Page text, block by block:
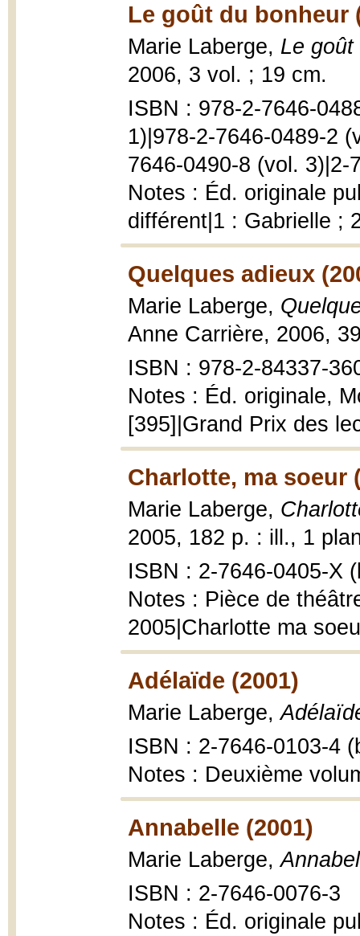
Le goût du bonheur
Marie Laberge, Le goût
2006, 3 vol. ; 19 cm.
ISBN : 978-2-7646-
1)|978-2-7646-0489-2
7646-0490-8 (vol. 3)|2-
Notes : Éd. originale
différent|1 : Gabrielle ;
Quelques adieux
Marie Laberge,
Anne Carrière, 2006,
ISBN : 978-2-84337-
Notes : Éd. originale,
[395]|Grand Prix des
Charlotte, ma soeur
Marie Laberge,
2005, 182 p. : ill., 1
ISBN : 2-7646-0405-X
Notes : Pièce de
2005|Charlotte ma
Adélaïde (2001)
Marie Laberge,
ISBN : 2-7646-0103-4
Notes : Deuxième
Annabelle (2001)
Marie Laberge,
ISBN : 2-7646-0076-3
Notes : Éd. originale